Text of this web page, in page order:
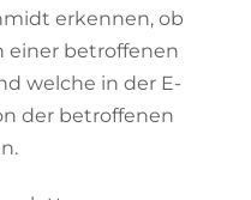
erkennen, ob
einer betroffenen
welche in der E-
der betroffenen